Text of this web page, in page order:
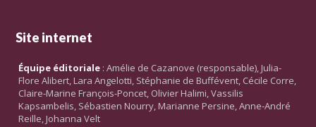
Site internet
Équipe éditoriale : Amélie de Cazanove (responsable), Julia-
Flore Alibert, Lara Angelotti, Stéphanie de Buffévent, Cécile Corre,
Claire-Marine François-Poncet, Olivier Halimi, Vassilis
Kapsambelis, Sébastien Nourry, Marianne Persine, Anne-André
Reille, Johanna Velt